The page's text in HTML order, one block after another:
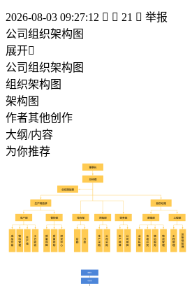
2026-08-03 09:27:12   21  举报
公司组织架构图
展开
公司组织架构图
组织架构图
架构图
作者其他创作
大纲/内容
为你推荐